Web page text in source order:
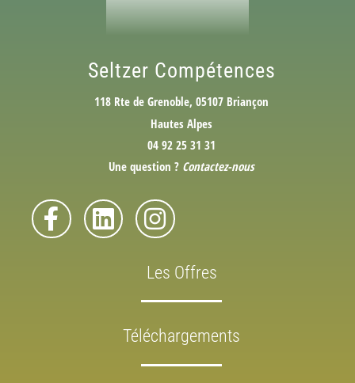
Seltzer Compétences
118 Rte de Grenoble, 05107 Briançon
Hautes Alpes
04 92 25 31 31
Une question ? Contactez-nous
Les Offres
Téléchargements